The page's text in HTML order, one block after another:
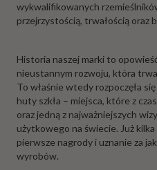
wykwalifikowanych
przejrzystością, trwałością oraz
Historia naszej marki to
nieustannym rozwoju, która
To właśnie wtedy rozpoczęła
huty szkła – miejsca, które z
oraz jedną z najważniejszych
użytkowego na świecie. Już
pierwsze nagrody i uznanie za
wyrobów.